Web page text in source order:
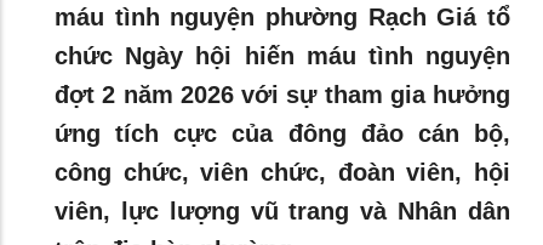
máu tình nguyện phường Rạch Giá tổ
chức Ngày hội hiến máu tình nguyện
đợt 2 năm 2026 với sự tham gia hưởng
ứng tích cực của đông đảo cán bộ,
công chức, viên chức, đoàn viên, hội
viên, lực lượng vũ trang và Nhân dân